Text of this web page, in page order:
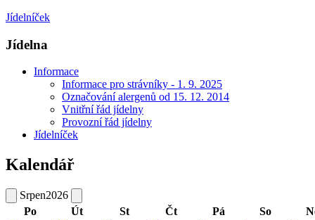
Jídelníček
Jídelna
Informace
Informace pro strávníky - 1. 9. 2025
Označování alergenů od 15. 12. 2014
Vnitřní řád jídelny
Provozní řád jídelny
Jídelníček
Kalendář
Srpen2026
Po
Út St Čt Pá So